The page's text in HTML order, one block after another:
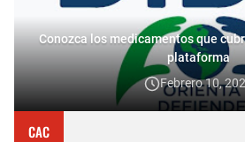
Conozca los medicamentos que
plataforma
Febrero 10,
CAC